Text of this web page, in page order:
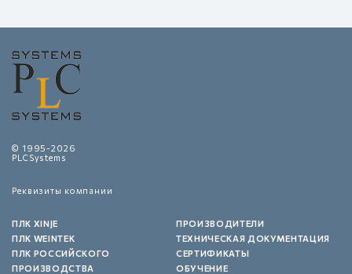
© 1995-2026
PLCSystems
Реквизиты компании
ПЛК XINJE
ПЛК WEINTEK
ПЛК РОССИЙСКОГО
ПРОИЗВОДСТВА
ПРОИЗВОДИТЕЛИ
ТЕХНИЧЕСКАЯ ДОКУМЕНТАЦИЯ
СЕРТИФИКАТЫ
ОБУЧЕНИЕ